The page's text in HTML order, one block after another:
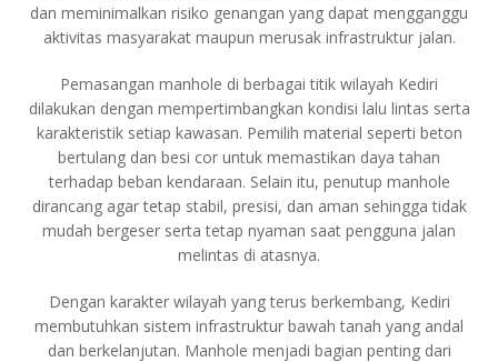
dan meminimalkan risiko genangan yang dapat mengganggu
aktivitas masyarakat maupun merusak infrastruktur jalan.
Pemasangan manhole di berbagai titik wilayah Kediri
dilakukan dengan mempertimbangkan kondisi lalu lintas serta
karakteristik setiap kawasan. Pemilih material seperti beton
bertulang dan besi cor untuk memastikan daya tahan
terhadap beban kendaraan. Selain itu, penutup manhole
dirancang agar tetap stabil, presisi, dan aman sehingga tidak
mudah bergeser serta tetap nyaman saat pengguna jalan
melintas di atasnya.
Dengan karakter wilayah yang terus berkembang, Kediri
membutuhkan sistem infrastruktur bawah tanah yang andal
dan berkelanjutan. Manhole menjadi bagian penting dari